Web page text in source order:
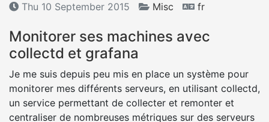
Thu 10 September 2015 Misc fr
Monitorer ses machines avec
collectd et grafana
Je me suis depuis peu mis en place un système pour
monitorer mes différents serveurs, en utilisant collectd,
un service permettant de collecter et remonter et
centraliser de nombreuses métriques sur des serveurs